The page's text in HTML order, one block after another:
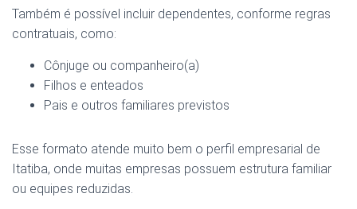
Também é possível incluir dependentes, conforme regras
contratuais, como:
Cônjuge ou companheiro(a)
Filhos e enteados
Pais e outros familiares previstos
Esse formato atende muito bem o perfil empresarial de
Itatiba, onde muitas empresas possuem estrutura familiar
ou equipes reduzidas.